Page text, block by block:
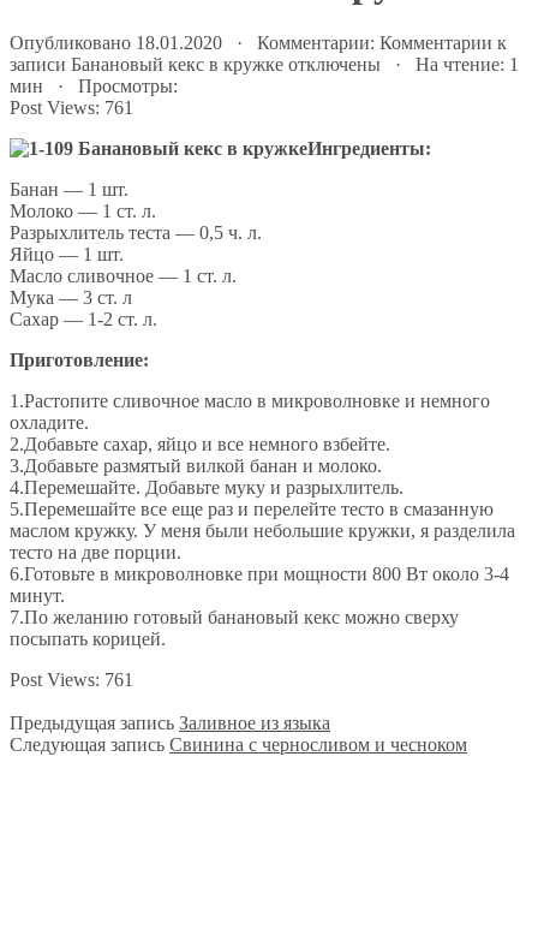
Опубликовано 18.01.2020 · Комментарии: Комментарии к
записи Банановый кекс в кружке отключены · На чтение: 1
мин · Просмотры:
Post Views: 761
Ингредиенты:
Банан — 1 шт.
Молоко — 1 ст. л.
Разрыхлитель теста — 0,5 ч. л.
Яйцо — 1 шт.
Масло сливочное — 1 ст. л.
Мука — 3 ст. л
Сахар — 1-2 ст. л.
Приготовление:
1.Растопите сливочное масло в микроволновке и немного
охладите.
2.Добавьте сахар, яйцо и все немного взбейте.
3.Добавьте размятый вилкой банан и молоко.
4.Перемешайте. Добавьте муку и разрыхлитель.
5.Перемешайте все еще раз и перелейте тесто в смазанную
маслом кружку. У меня были небольшие кружки, я разделила
тесто на две порции.
6.Готовьте в микроволновке при мощности 800 Вт около 3-4
минут.
7.По желанию готовый банановый кекс можно сверху
посыпать корицей.
Post Views: 761
Предыдущая запись Заливное из языка
Следующая запись Свинина с черносливом и чесноком